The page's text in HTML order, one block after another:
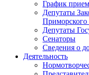
График
Депутаты
Депутаты
Сенаторы
Сведения о
Деятельность